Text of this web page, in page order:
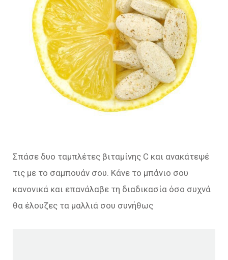
Σπάσε δυο ταμπλέτες βιταμίνης C και ανακάτεψέ
τις με το σαμπουάν σου. Κάνε το μπάνιο σου
κανονικά και επανάλαβε τη διαδικασία όσο συχνά
θα έλουζες τα μαλλιά σου συνήθως